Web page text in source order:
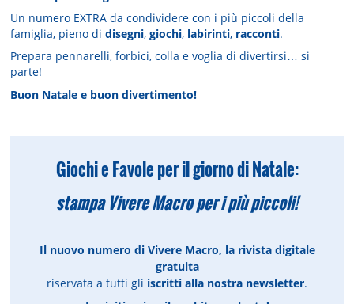
Un numero EXTRA da condividere con i più piccoli della
famiglia, pieno didisegni,giochi, labirinti, racconti.
Prepara pennarelli, forbici, colla e voglia di divertirsi… si
parte!
Buon Natale e buon divertimento!
Giochi e Favole per il giorno di Natale:
stampa Vivere Macro per i più piccoli!
Il nuovo numero di Vivere Macro, la rivista digitale
gratuita
riservata a tutti gli iscritti alla nostra newsletter.